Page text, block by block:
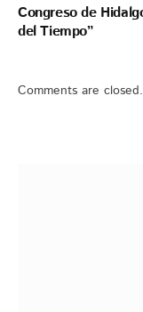
Congreso de
del Tiempo”
Comments are closed.